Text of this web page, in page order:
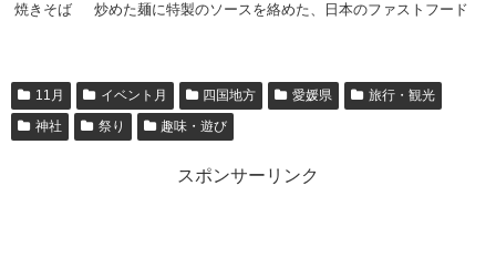
焼きそば
炒めた麺に特製のソースを絡めた、日本のファストフード
11月 イベント月 四国地方 愛媛県
旅行・観光
神社
祭り 趣味・遊び
スポンサーリンク